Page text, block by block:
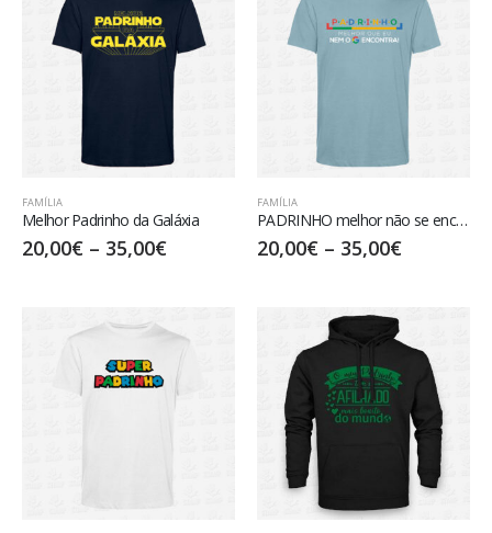
FAMÍLIA
Melhor Padrinho da Galáxia
20,00€ – 35,00€
FAMÍLIA
PADRINHO melhor não se encontra!
20,00€ – 35,00€